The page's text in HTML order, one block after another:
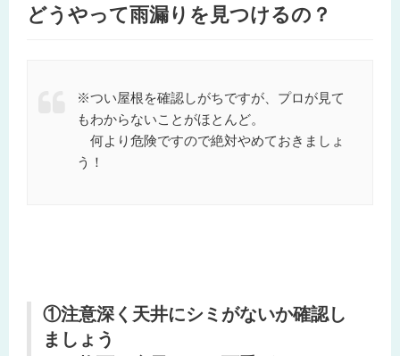
どうやって雨漏りを見つけるの？
※つい屋根を確認しがちですが、プロが見て
もわからないことがほとんど。
何より危険ですので絶対やめておきましょ
う！
①注意深く天井にシミがないか確認し
ましょう